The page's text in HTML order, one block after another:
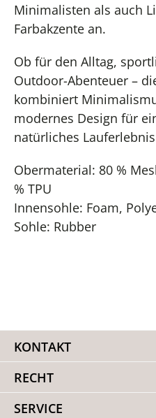
Minimalisten als auch
Farbakzente an.
Ob für den Alltag,
Outdoor-Abenteuer –
kombiniert
modernes Design für
natürliches
Obermaterial: 80 %
% TPU
Innensohle: Foam,
Sohle: Rubber
KONTAKT
RECHT
SERVICE